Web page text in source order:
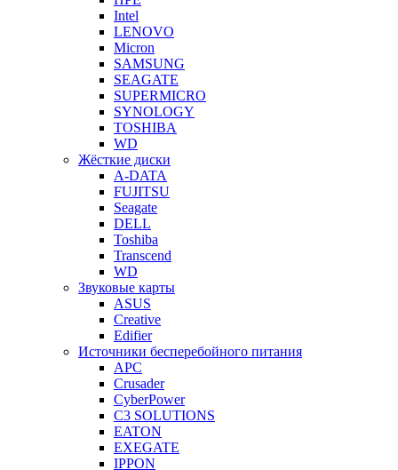
Intel
LENOVO
Micron
SAMSUNG
SEAGATE
SUPERMICRO
SYNOLOGY
TOSHIBA
WD
Жёсткие диски
A-DATA
FUJITSU
Seagate
DELL
Toshiba
Transcend
WD
Звуковые карты
ASUS
Creative
Edifier
Источники бесперебойного питания
APC
Crusader
CyberPower
C3 SOLUTIONS
EATON
EXEGATE
IPPON